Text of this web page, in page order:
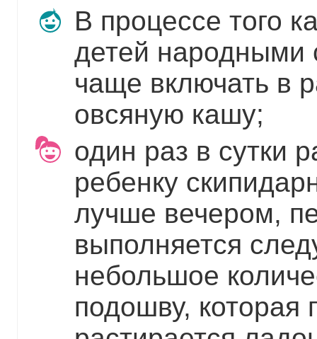
В процессе того
детей народными
чаще включать в
овсяную кашу;
один раз в сутки
ребенку
лучше вечером,
выполняется
небольшое
подошву, которая